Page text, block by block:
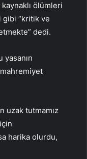
ölümleri
gibi “kritik ve
dedi.
yasanın
mahremiyet
uzak tutmamız
harika olurdu,